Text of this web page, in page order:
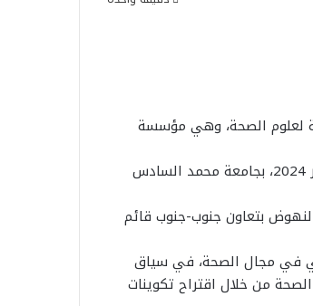
لعلوم الصحة، وهي مؤسسة
وذكر بلاغ للمؤسسة أن حفل إطلاق هذه الأكاديمية جرى، يوم السبت 24 نونبر 2024، بجامعة محمد السادس
النهوض بتعاون جنوب-جنوب قائم
في مجال الصحة، في سياق
من خلال اقتراح تكوينات